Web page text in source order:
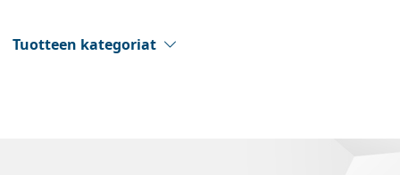
Tuotteen kategoriat